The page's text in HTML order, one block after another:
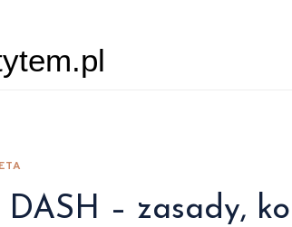
– zasady,